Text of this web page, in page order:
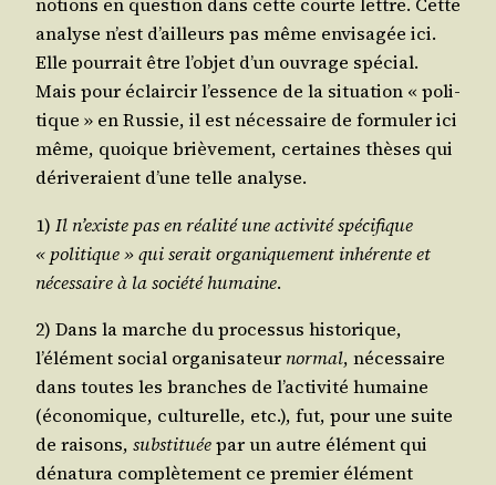
ana­lyse n’est d’ailleurs pas même envi­sa­gée ici.
Elle pour­rait être l’objet d’un ouvrage spé­cial.
Mais pour éclair­cir l’essence de la situa­tion « poli­
tique » en Rus­sie, il est néces­saire de for­mu­ler ici
même, quoique briè­ve­ment, cer­taines thèses qui
déri­ve­raient d’une telle analyse.
1) Il n’existe pas en réa­li­té une acti­vi­té spé­ci­fique
« poli­tique » qui serait organique­ment inhé­rente et
néces­saire à la socié­té humaine.
2) Dans la marche du pro­ces­sus his­to­rique,
l’élément social orga­ni­sa­teur nor­mal, néces­saire
dans toutes les branches de l’activité humaine
(éco­no­mique, cultu­relle, etc.), fut, pour une suite
de rai­sons, sub­sti­tuéepar un autre élé­ment qui
déna­tu­ra com­plè­te­ment ce pre­mier élé­ment